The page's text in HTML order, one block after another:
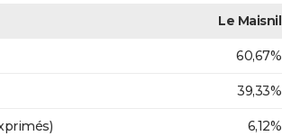
Le Maisnil
60,67%
39,33%
6,12%